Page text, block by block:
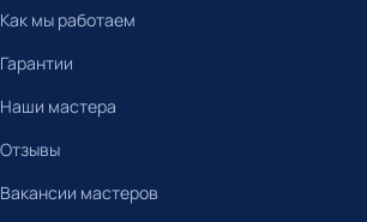
Как мы работаем
Гарантии
Наши мастера
Отзывы
Вакансии мастеров